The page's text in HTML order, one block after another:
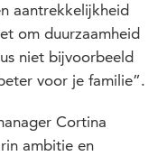
aantrekkelijkheid
om duurzaamheid
niet bijvoorbeeld
voor je familie”.
Cortina
ambitie en